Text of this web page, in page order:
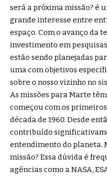
será a próxima missão? é
grande interesse entre
espaço. Com o avanço da
investimento em
estão sendo planejadas
uma com objetivos
sobre o nosso vizinho no
As missões para Marte
começou com os
década de 1960. Desde
contribuído
entendimento do planeta.
missão? Essa dúvida é
agências como a NASA,